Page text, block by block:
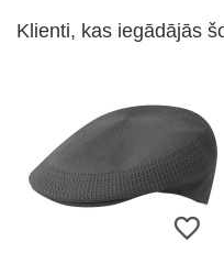
Klienti, kas iegādājās